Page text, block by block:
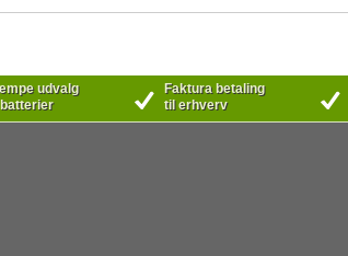
udvalg
Faktura betaling
til erhverv